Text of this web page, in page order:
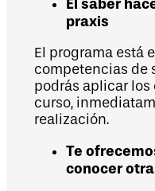
El saber
praxis
El programa está
competencias de
podrás aplicar
curso,
realización.
Te
conocer